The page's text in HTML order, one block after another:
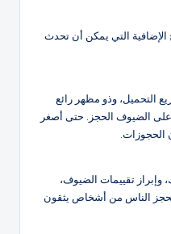
الإضافية التي يمكن أن تحدث
التحميل، وذو مظهر رائع
الضيوف الحجز. حتى أصغر
الحجوزات.
تقييمات الضيوف،
الناس من أشخاص يثقون